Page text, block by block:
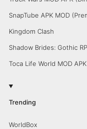
SnapTube APK MOD
Kingdom Clash
Shadow Brides: Gothic
Toca Life World MOD
Trending
WorldBox